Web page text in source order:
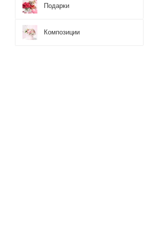
Подарки
Композиции